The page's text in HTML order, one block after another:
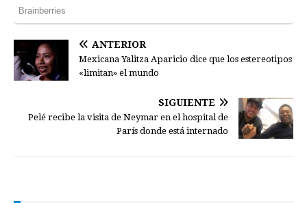
ANTERIOR
Mexicana Yalitza Aparicio dice que los estereotipos
«limitan» el mundo
SIGUIENTE
Pelé recibe la visita de Neymar en el hospital de
París donde está internado